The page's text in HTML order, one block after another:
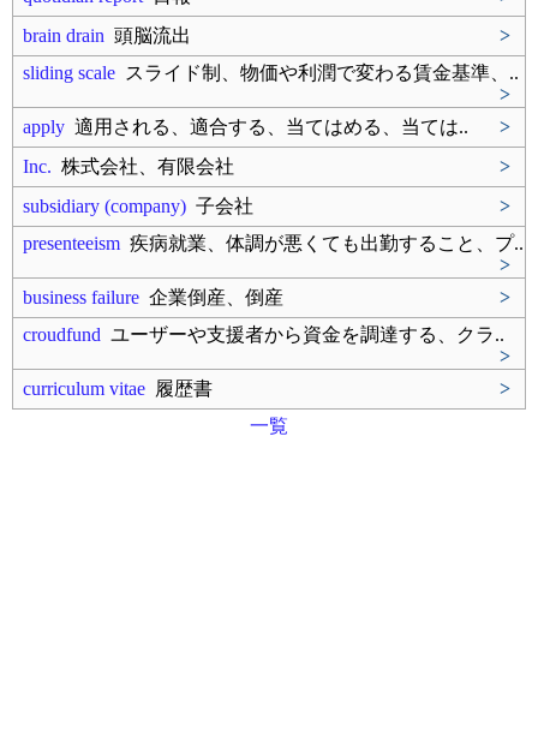
brain drain 頭脳流出
>
sliding scale スライド制、物価や利潤で変わる賃金基準、..
>
apply 適用される、適合する、当てはめる、当ては..
>
Inc. 株式会社、有限会社
>
subsidiary (company) 子会社
>
presenteeism 疾病就業、体調が悪くても出勤すること、プ..
>
business failure 企業倒産、倒産
>
croudfund ユーザーや支援者から資金を調達する、クラ..
>
curriculum vitae 履歴書
>
一覧